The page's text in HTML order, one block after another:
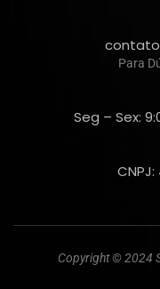
Para
Seg – Sex:
Copyright © 2024